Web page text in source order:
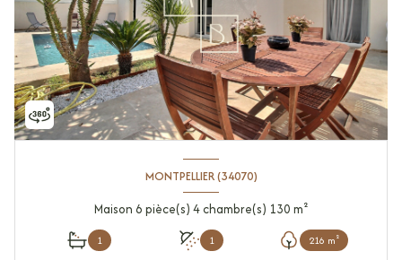
MONTPELLIER (34070)
Maison 6 pièce(s) 4 chambre(s) 130 m²
1 1 216 m²